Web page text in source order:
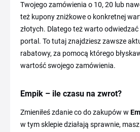
Twojego zamówienia o 10, 20 lub
też kupony zniżkowe o konkretnej
złotych. Dlatego też warto
portal. To tutaj znajdziesz zawsze
rabatowy, za pomocą którego
wartość swojego zamówienia.
Empik – ile czasu na zwrot?
Zmieniłeś zdanie co do zakupów w
w tym sklepie działają sprawnie,